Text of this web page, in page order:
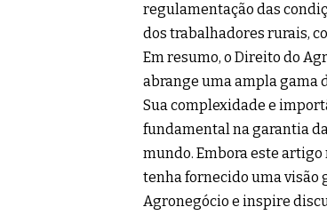
regulamentação das
dos trabalhadores rurais,
Em resumo, o Direito do
abrange uma ampla gama
Sua complexidade e
fundamental na garantia
mundo. Embora este
tenha fornecido uma visão
Agronegócio e inspire